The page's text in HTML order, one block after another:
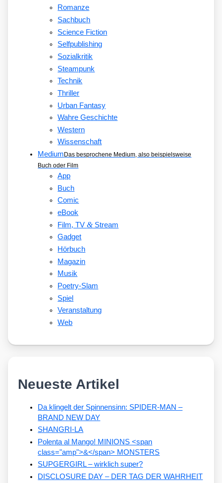
Romanze
Sachbuch
Science Fiction
Selfpublishing
Sozialkritik
Steampunk
Technik
Thriller
Urban Fantasy
Wahre Geschichte
Western
Wissenschaft
Medium Das besprochene Medium, also beispielsweise
Buch oder Film
App
Buch
Comic
eBook
Film, TV&Stream
Gadget
Hörbuch
Magazin
Musik
Poetry-Slam
Spiel
Veranstaltung
Web
Neueste Artikel
Da klingelt der Spinnensinn: SPIDER-MAN –
BRAND NEW DAY
SHANGRI-LA
Polenta al Mango! MINIONS <span
class="amp">&</span> MONSTERS
SUPGERGIRL – wirklich super?
DISCLOSURE DAY – DER TAG DER WAHRHEIT